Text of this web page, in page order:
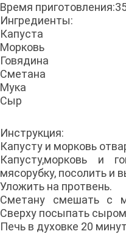
Время
Ингредиенты:
Капуста
Морковь
Говядина
Сметана
Мука
Сыр
Инструкция:
Капусту и морковь
Капусту,морковь и
мясорубку, посолить и
Уложить на протвень.
Сметану смешать с
Сверху посыпать
Печь в духовке 20